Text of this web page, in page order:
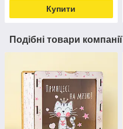
Купити
Подібні товари компанії